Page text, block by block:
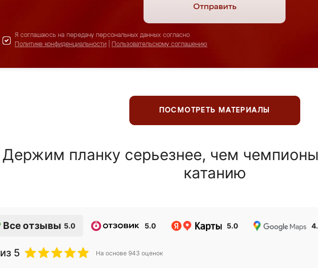
Отправить
Я соглашаюсь на передачу персональных данных согласно
Политике конфиденциальности
Пользовательскому соглашению
ПОСМОТРЕТЬ МАТЕРИАЛЫ
Держим планку серьезнее, чем
катанию
Все отзывы 5.0 5.0 5.0
из 5 На основе 943 оценок